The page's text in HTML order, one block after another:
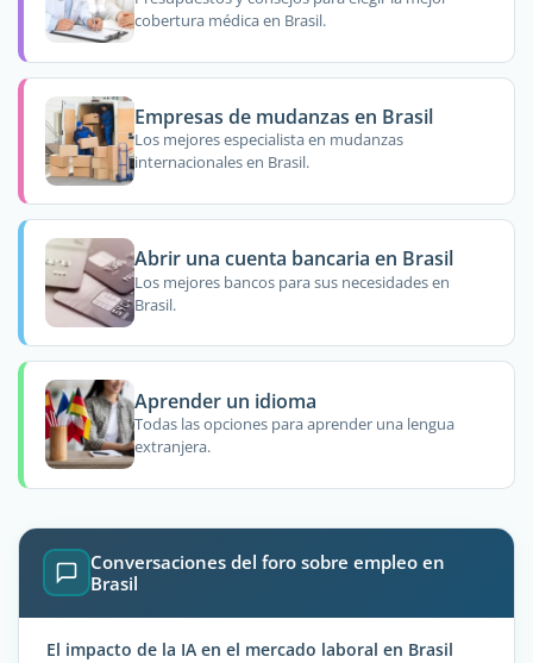
cobertura médica en Brasil.
Empresas de mudanzas en Brasil
Los mejores especialista en mudanzas
internacionales en Brasil.
Abrir una cuenta bancaria en Brasil
Los mejores bancos para sus necesidades en
Brasil.
Aprender un idioma
Todas las opciones para aprender una lengua
extranjera.
Conversaciones del foro sobre empleo en
Brasil
El impacto de la IA en el mercado laboral en Brasil